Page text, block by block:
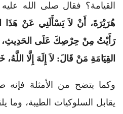
القيامة؟ فقال صلى الله
هُرَيْرَةَ، أَنْ لاَ يَسْأَلَنِي عَنْ هَذَا
رَأَيْتُ مِنْ حِرْصِكَ عَلَى الحَدِيثِ،
القِيَامَةِ مَنْ قَالَ: لاَ إِلَهَ إِلَّا
وكما يتضح من الأمثلة
يقابل السلوكيات الطيبة،